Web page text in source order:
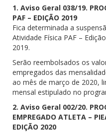
1. Aviso Geral 038/19.
PAF – EDIÇÃO 2019
Fica determinada a
Atividade Física PAF – Edição
2019.
Serão reembolsados os
empregados das
ao mês de março de 2020,
mensal estipulado no
2. Aviso Geral 002/20.
EMPREGADO ATLETA –
EDIÇÃO 2020